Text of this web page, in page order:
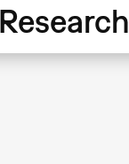
Research